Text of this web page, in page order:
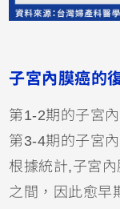
子宮內膜癌的
第1-2期的子宮
第3-4期的子宮
根據統計,子宮
之間，因此愈早